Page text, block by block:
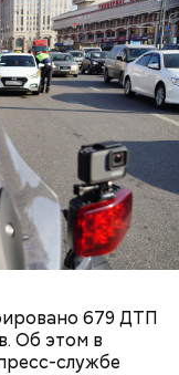
679 ДТП
Об этом в
службе
года
тысяч
суд
обязанности
Елену
Элину
года.